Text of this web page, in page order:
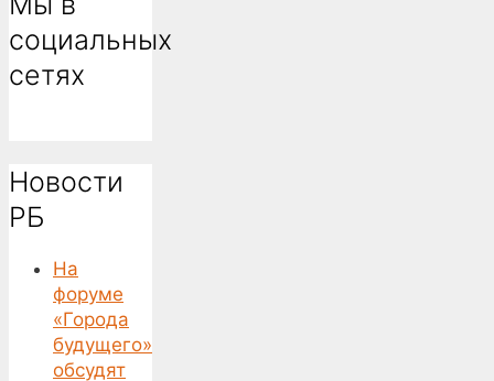
социальных
сетях
Новости
РБ
На
форуме
«Города
будущего»
обсудят